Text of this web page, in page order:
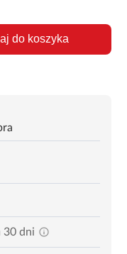
do koszyka
30 dni